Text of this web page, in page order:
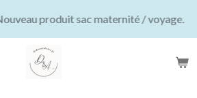
produit sac maternité / voyage.